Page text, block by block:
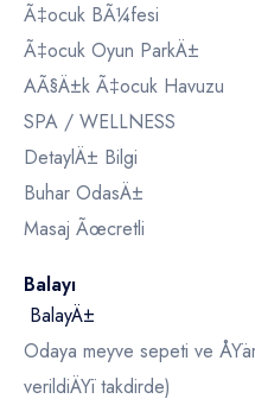
Ã‡ocuk BÃ¼fesi
Ã‡ocuk Oyun ParkÄ±
AÃ§Ä±k Ã‡ocuk Havuzu
SPA / WELLNESS
DetaylÄ± Bilgi
Buhar OdasÄ±
Masaj Ãœcretli
Balayı
BalayÄ±
Odaya meyve sepeti ve
verildiÄŸi takdirde)